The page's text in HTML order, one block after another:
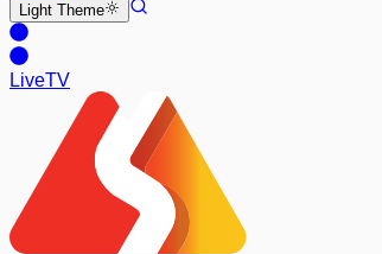
Light Theme
LiveTV